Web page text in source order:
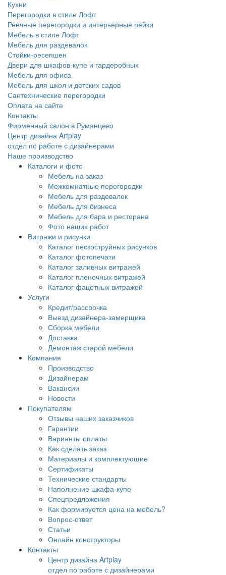
Кухни
Перегородки в стиле Лофт
Реечные перегородки и интерьерные рейки
Мебель в стиле Лофт
Мебель для раздевалок
Стойки-ресепшен
Двери для шкафов-купе и гардеробных
Мебель для офиса
Мебель для школ и детских садов
Сантехнические перегородки
Оплата на сайте
Контакты
Фирменный салон в Румянцево
Центр дизайна Artplay
отдел по работе с дизайнерами
Наше производство
Каталоги и фото
Мебель на заказ
Межкомнатные перегородки
Мебель для раздевалок
Мебель для бизнеса
Мебель для бара и ресторана
Фото наших работ
Витражи и рисунки
Каталог пескоструйных рисунков
Каталог фотопечати
Каталог заливных витражей
Каталог пленочных витражей
Каталог фацетных витражей
Услуги
Кредит/рассрочка
Выезд дизайнера-замерщика
Сборка мебели
Доставка
Демонтаж старой мебели
Компания
Производство
Дизайнерам
Вакансии
Новости
Покупателям
Отзывы наших заказчиков
Гарантии
Варианты оплаты
Как сделать заказ
Материалы и комплектующие
Сертификаты
Технические стандарты
Наполнение шкафа-купе
Спецпредложения
Как формируется цена на мебель?
Вопрос-ответ
Статьи
Онлайн конструкторы
Контакты
Центр дизайна Artplay
отдел по работе с дизайнерами